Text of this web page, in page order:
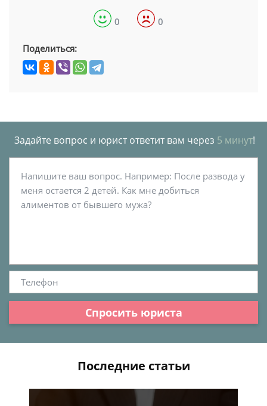
0 0
Поделиться:
Задайте вопрос и юрист ответит вам через 5 минут!
Спросить юриста
Последние статьи